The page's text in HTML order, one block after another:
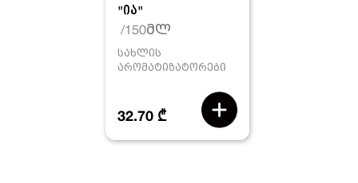
"ია"
/150მლ
სახლის
არომატიზატორები
32.70 ₾